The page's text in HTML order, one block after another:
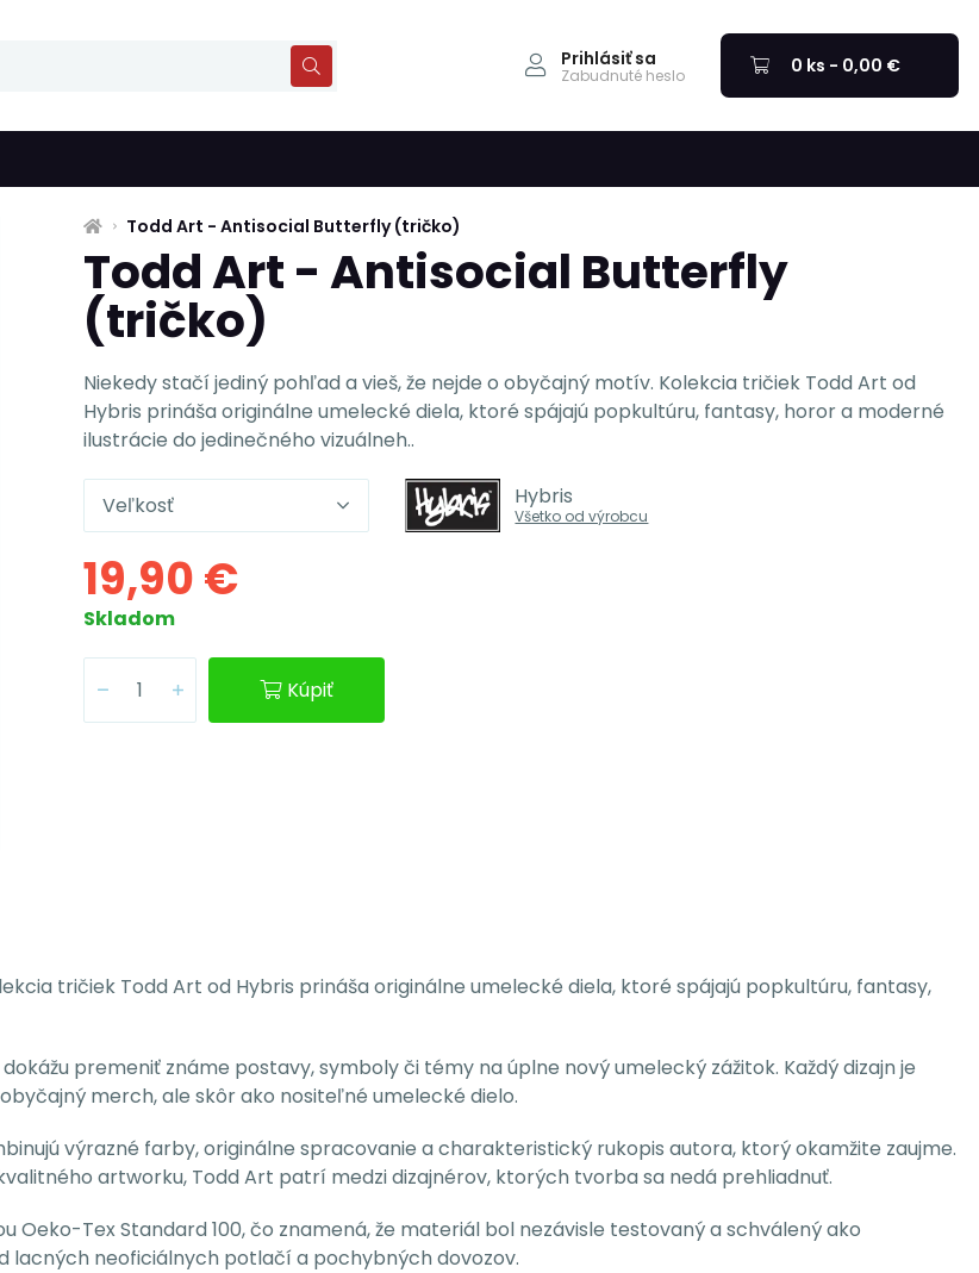
Prihlásiť sa
Zabudnuté heslo 0 ks - 0,00 €
Todd Art - Antisocial Butterfly (tričko)
Todd Art - Antisocial Butterfly
(tričko)
Niekedy stačí jediný pohľad a vieš, že nejde o obyčajný motív. Kolekcia tričiek Todd Art od
Hybris prináša originálne umelecké diela, ktoré spájajú popkultúru, fantasy, horor a moderné
ilustrácie do jedinečného vizuálneh..
Veľkosť Hybris
Všetko od výrobcu
19,90 €
Skladom
Kúpiť
tričiek Todd Art od Hybris prináša originálne umelecké diela, ktoré spájajú popkultúru, fantasy,
premeniť známe postavy, symboly či témy na úplne nový umelecký zážitok. Každý dizajn je
merch, ale skôr ako nositeľné umelecké dielo.
výrazné farby, originálne spracovanie a charakteristický rukopis autora, ktorý okamžite zaujme.
artworku, Todd Art patrí medzi dizajnérov, ktorých tvorba sa nedá prehliadnuť.
Tex Standard 100, čo znamená, že materiál bol nezávisle testovaný a schválený ako
lacných neoficiálnych potlačí a pochybných dovozov.